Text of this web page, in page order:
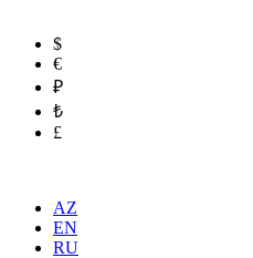
$
€
₽
₺
£
AZ
EN
RU